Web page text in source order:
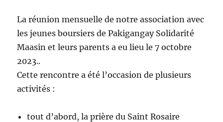
La réunion mensuelle de notre association avec
les jeunes boursiers de Pakigangay Solidarité
Maasin et leurs parents a eu lieu le 7 octobre
2023..
Cette rencontre a été l’occasion de plusieurs
activités :
tout d’abord, la prière du Saint Rosaire